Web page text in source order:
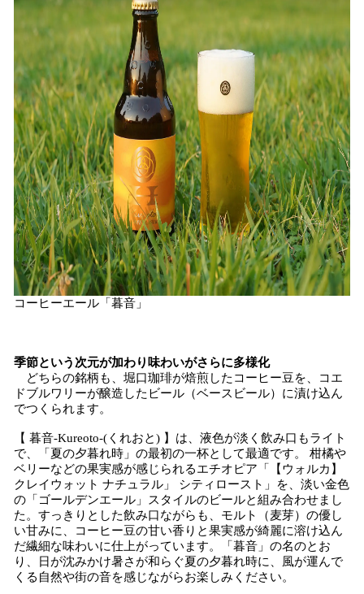
コーヒーエール「暮音」
季節という次元が加わり味わいがさらに多様化
どちらの銘柄も、堀口珈琲が焙煎したコーヒー豆を、コエ
ドブルワリーが醸造したビール（ベースビール）に漬け込ん
でつくられます。
【 暮音-Kureoto-(くれおと) 】は、液色が淡く飲み口もライト
で、「夏の夕暮れ時」の最初の一杯として最適です。 柑橘や
ベリーなどの果実感が感じられるエチオピア「【ウォルカ】
クレイウォット ナチュラル」 シティロースト」を、淡い金色
の「ゴールデンエール」スタイルのビールと組み合わせまし
た。すっきりとした飲み口ながらも、モルト（麦芽）の優し
い甘みに、コーヒー豆の甘い香りと果実感が綺麗に溶け込ん
だ繊細な味わいに仕上がっています。「暮音」の名のとお
り、日が沈みかけ暑さが和らぐ夏の夕暮れ時に、風が運んで
くる自然や街の音を感じながらお楽しみください。